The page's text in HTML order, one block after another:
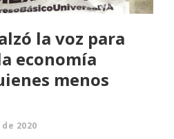
la voz para
economía
menos
2020